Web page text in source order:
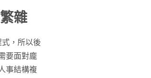
雜
，所以後
要面對龐
事結構複